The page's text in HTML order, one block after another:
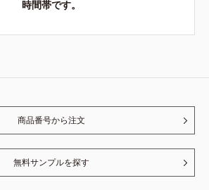
時間帯です。
商品番号から注文
無料サンプルを探す